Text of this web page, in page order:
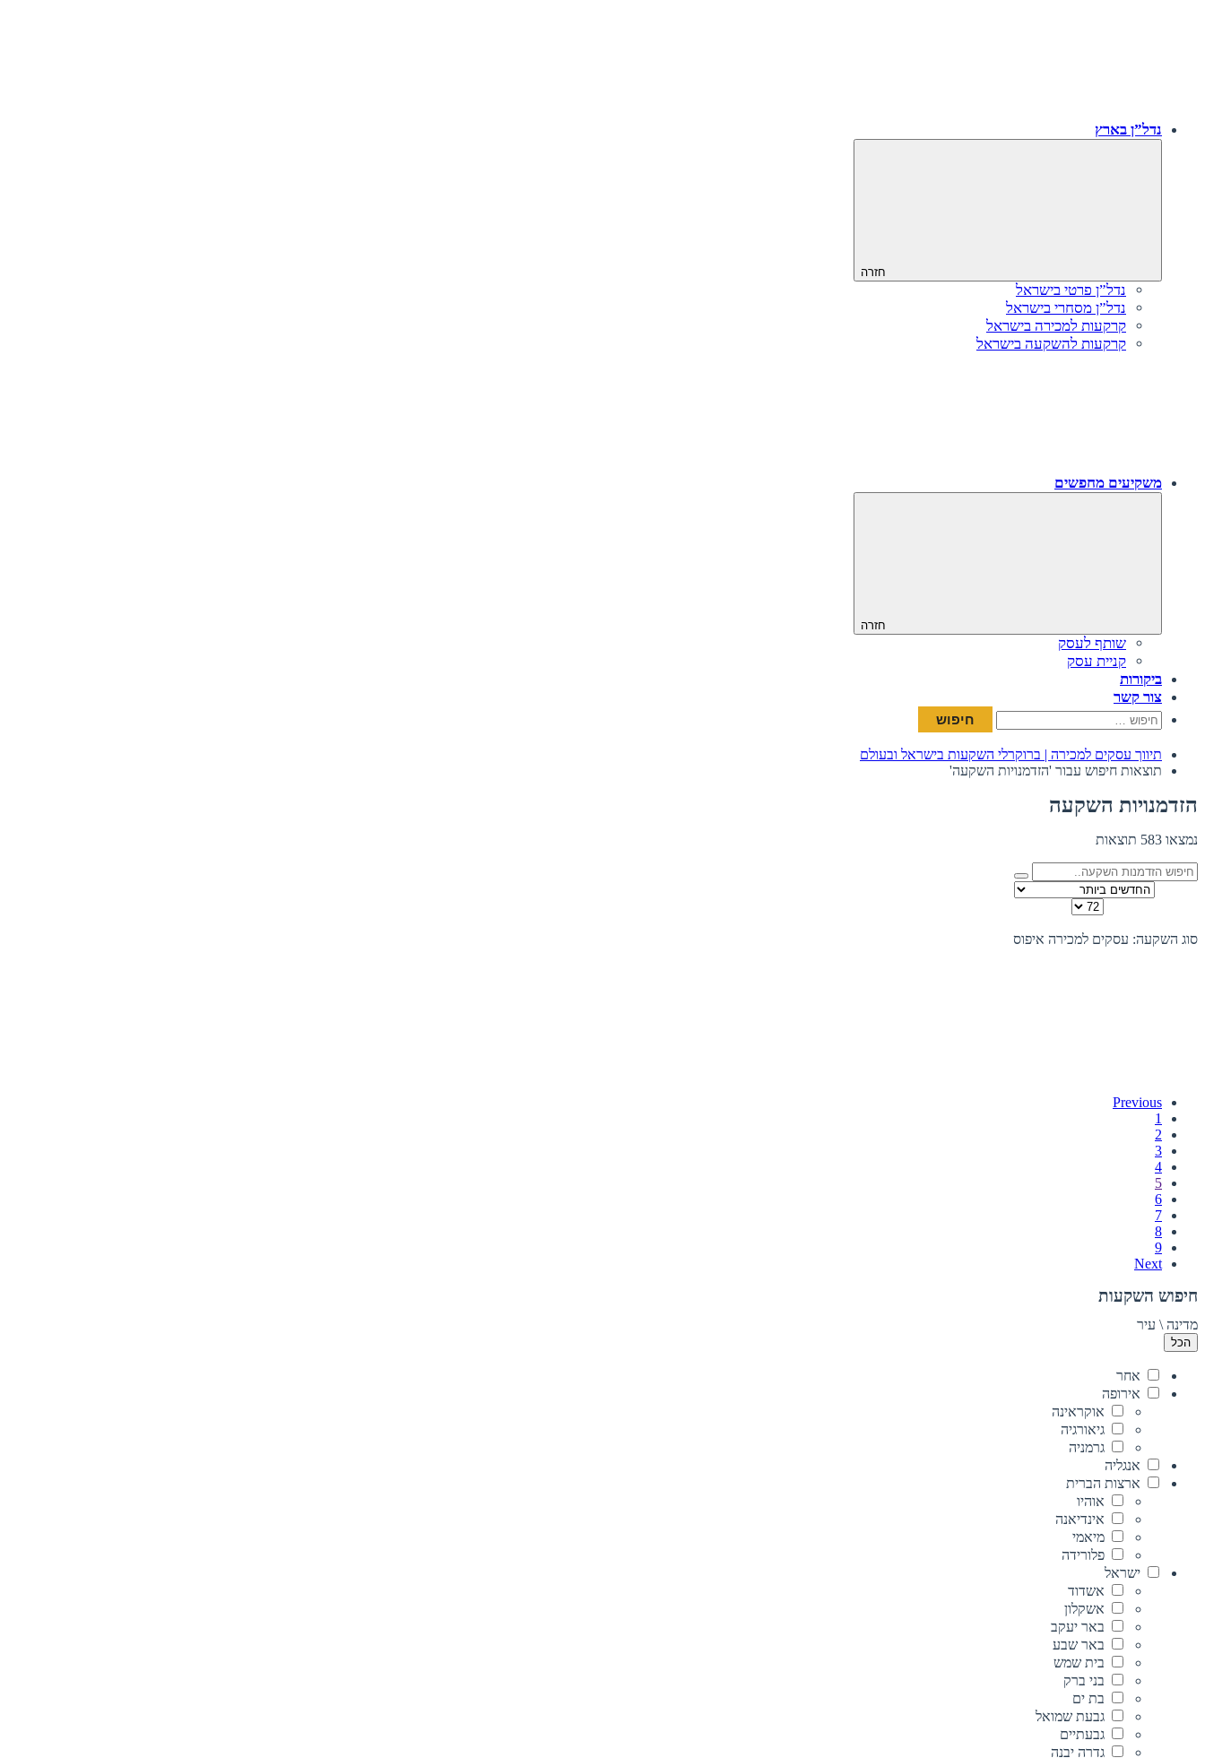
נדל”ן בארץ
חזרה
נדל”ן פרטי בישראל
נדל”ן מסחרי בישראל
קרקעות למכירה בישראל
קרקעות להשקעה בישראל
משקיעים מחפשים
חזרה
שותף לעסק
קניית עסק
ביקורות
צור קשר
חיפוש:
תיווך עסקים למכירה | ברוקרלי השקעות בישראל ובעולם
תוצאות חיפוש עבור 'הזדמנויות השקעה'
הזדמנויות השקעה
נמצאו 583 תוצאות
סוג השקעה: עסקים למכירה איפוס
Previous
1
2
3
4
5
6
7
8
9
Next
חיפוש השקעות
מדינה \ עיר
הכל
אחר
אירופה
אוקראינה
גיאורגיה
גרמניה
אנגליה
ארצות הברית
אוהיו
אינדיאנה
מיאמי
פלורידה
ישראל
אשדוד
אשקלון
באר יעקב
באר שבע
בית שמש
בני ברק
בת ים
גבעת שמואל
גבעתיים
גדרה יבנה